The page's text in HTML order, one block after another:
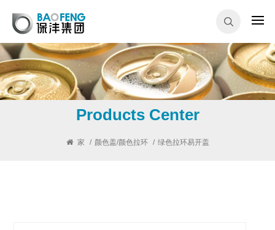
Products Center
家 / 颜色盖/颜色拉环 / 绿色拉环易开盖